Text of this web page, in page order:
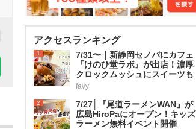
アクセスランキング
1
7/31〜｜新静岡セノバにカフェ
『けのひ堂ラボ』が出店！濃厚
クロックムッシュにスイーツも
favy
2
7/27│『尾道ラーメンWAN』が
広島HiroPaにオープン！キッズ
ラーメン無料イベント開催